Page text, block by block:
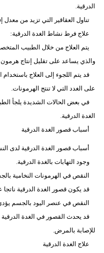
الدرقية.
تناول العقاقير التي تزيد من معدل
علاج فرط نشاط الغدة الدرقية:
يتم العلاج من خلال الطبيب
والذي يساعد على تقليل إنتاج
قد يتم اللجوء إلى العلاج
على الغدد التي لا تنتج الهرمونات.
في بعض الحالات الشديدة يلجأ
الغدة الدرقية.
أسباب قصور الغدة الدرقية
أسباب قصور الغدة الدرقية لدى
وجود التهابات بالغدة الدرقية.
النقص في الهرمونات النخامية
قد يكون قصور الغدة الدرقية ناتجا
النقص في عنصر اليود بالجسم
قد يحدث القصور في الغدة الدرقية
للإصابة بالمرض.
علاج الغدة الدرقية